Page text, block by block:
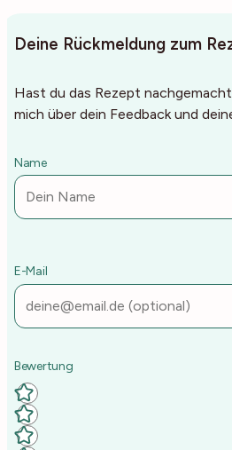
Deine Rückmeldung zum
Hast du das Rezept
mich über dein Feedback und
Deine Rezept-Bewertung
Name
E-Mail